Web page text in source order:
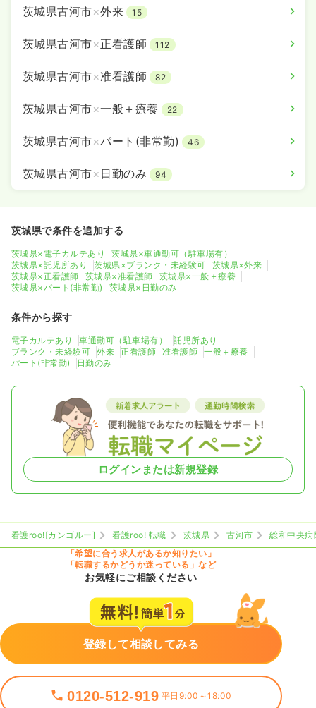
茨城県古河市×外来 15
茨城県古河市×正看護師 112
茨城県古河市×准看護師 82
茨城県古河市×一般＋療養 22
茨城県古河市×パート(非常勤) 46
茨城県古河市× 日勤のみ 94
茨城県で条件を追加する
茨城県×電子カルテあり
茨城県×車通勤可（駐車場有）
茨城県×託児所あり
茨城県×ブランク・未経験可
茨城県×外来
茨城県×正看護師
茨城県×准看護師
茨城県×一般＋療養
茨城県×パート(非常勤)
茨城県×日勤のみ
条件から探す
電子カルテあり 車通勤可（駐車場有）
託児所あり
ブランク・未経験可
外来 正看護師 准看護師
一般＋療養
パート(非常勤)
日勤のみ
ログインまたは新規登録
看護roo![カンゴルー] 看護roo! 転職 茨城県 古河市
総和中央病
「希望に合う求人があるか知りたい」
「転職するかどうか迷っている」など
お気軽にご相談ください
登録して相談してみる
0120-512-919 平日9:00～18:00